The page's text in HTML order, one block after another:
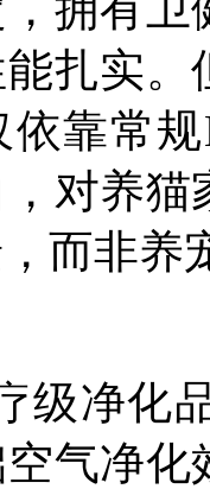
扎实
依靠常规
对养
而非养
级净化
气净